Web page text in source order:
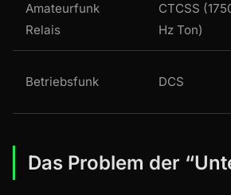
Amateurfunk
Relais
CTCSS
Hz Ton)
Betriebsfunk DCS
Das Problem der